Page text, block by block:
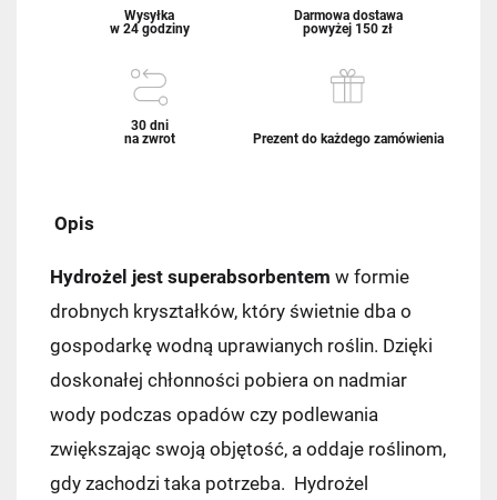
Wysyłka
w 24 godziny
Darmowa dostawa
powyżej 150 zł
30 dni
na zwrot
Prezent do każdego zamówienia
Opis
Hydrożel jest superabsorbentem w formie
drobnych kryształków, który świetnie dba o
gospodarkę wodną uprawianych roślin. Dzięki
doskonałej chłonności pobiera on nadmiar
wody podczas opadów czy podlewania
zwiększając swoją objętość, a oddaje roślinom,
gdy zachodzi taka potrzeba. Hydrożel